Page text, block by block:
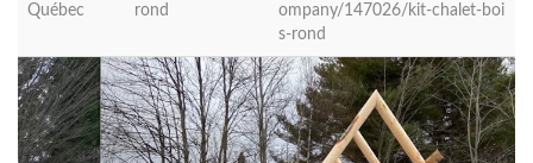
Québec
rond
ompany/147026/kit-chalet-boi
s-rond